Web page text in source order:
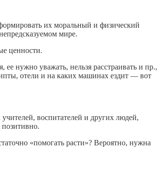
их моральный и физический
мире.
ценности.
нужно уважать, нельзя расстраивать и пр.,
отели и на каких машинах ездит — вот
воспитателей и других людей,
«помогать расти»? Вероятно, нужна